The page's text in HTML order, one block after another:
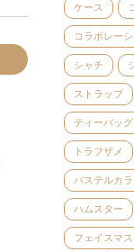
ケース
コラボレー
シャチ
ストラップ
ティーバッグ
トラフザメ
パステルカラ
ハムスター
フェイスマス